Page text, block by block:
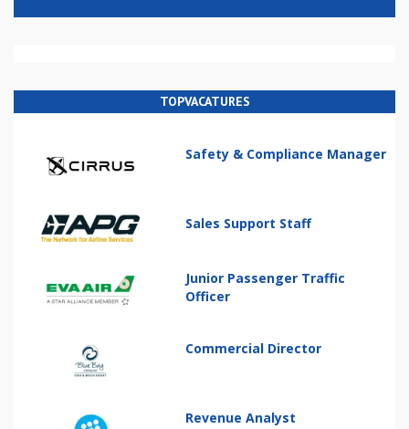
TOPVACATURES
Safety & Compliance Manager
Sales Support Staff
Junior Passenger Traffic
Officer
Commercial Director
Revenue Analyst